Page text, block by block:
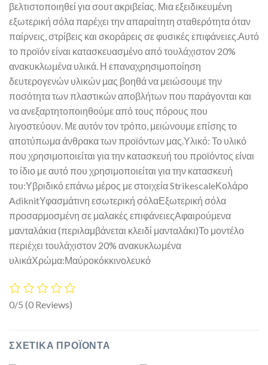
βελτιστοποιηθεί για σουτ ακριβείας. Μια εξειδικευμένη
εξωτερική σόλα παρέχει την απαραίτητη σταθερότητα όταν
παίρνεις, στρίβεις και σκοράρεις σε φυσικές επιφάνειες.Αυτό
το προϊόν είναι κατασκευασμένο από τουλάχιστον 20%
ανακυκλωμένα υλικά. Η επαναχρησιμοποίηση
δευτερογενών υλικών μας βοηθά να μειώσουμε την
ποσότητα των πλαστικών αποβλήτων που παράγονται και
να ανεξαρτητοποιηθούμε από τους πόρους που
λιγοστεύουν. Με αυτόν τον τρόπο, μειώνουμε επίσης το
αποτύπωμα άνθρακα των προϊόντων μας.Υλικό: Το υλικό
που χρησιμοποιείται για την κατασκευή του προϊόντος είναι
το ίδιο με αυτό που χρησιμοποιείται για την κατασκευή
του:Υβριδικό επάνω μέρος με στοιχεία StrikescaleΚολάρο
AdiknitΥφασμάτινη εσωτερική σόλαΕξωτερική σόλα
προσαρμοσμένη σε μαλακές επιφάνειεςΑφαιρούμενα
μανταλάκια (περιλαμβάνεται κλειδί μανταλάκι)Το μοντέλο
περιέχει τουλάχιστον 20% ανακυκλωμένα
υλικάΧρώμα:Μαύροκόκκινολευκό
0/5 (0 Reviews)
ΣΧΕΤΙΚΆ ΠΡΟΪΌΝΤΑ